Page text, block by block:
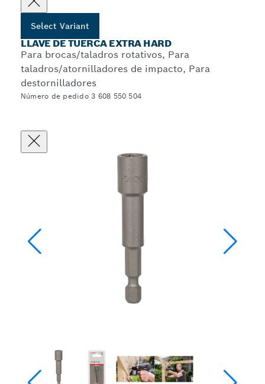
Select Variant
LLAVE DE TUERCA EXTRA HARD
Para brocas/taladros rotativos, Para
taladros/atornilladores de impacto, Para
destornilladores
Número de pedido 3 608 550 504